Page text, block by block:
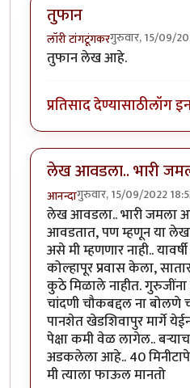
तुफान
लॉरी टांगटूंगकरगुरुवार, 15/09/
तुफान लेख आहे.
प्रतिसाद देण्यासाठीलॉग
लेख आवडला.. भारी
आनन्दागुरुवार, 15/09/2022
लेख आवडला.. भारी जमला
आवडतात, पण म्हणून या
असे मी म्हणणार नाही..
कोल्हापूर प्रवास केला,
कुठे मिळाले नाहीत.
चांदणी चौकबद्दल ना
पानशेत खेडशिवापुर मार्गे
पेक्षा कमी वेळ लागेल..
अडकलेला आहे.. 40
मी त्याला फाऊल मानतो